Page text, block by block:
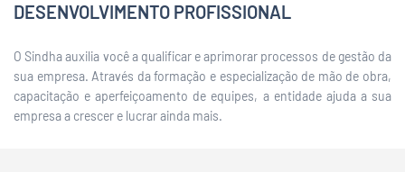
DESENVOLVIMENTO PROFISSIONAL
O Sindha auxilia você a qualificar e aprimorar processos de gestão da
sua empresa. Através da formação e especialização de mão de obra,
capacitação e aperfeiçoamento de equipes, a entidade ajuda a sua
empresa a crescer e lucrar ainda mais.